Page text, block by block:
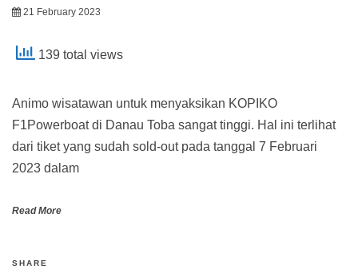
21 February 2023
139 total views
Animo wisatawan untuk menyaksikan KOPIKO
F1Powerboat di Danau Toba sangat tinggi. Hal ini terlihat
dari tiket yang sudah sold-out pada tanggal 7 Februari
2023 dalam
Read More
SHARE